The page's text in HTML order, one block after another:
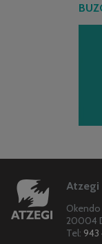
Atzegi
20004
Tel: 943